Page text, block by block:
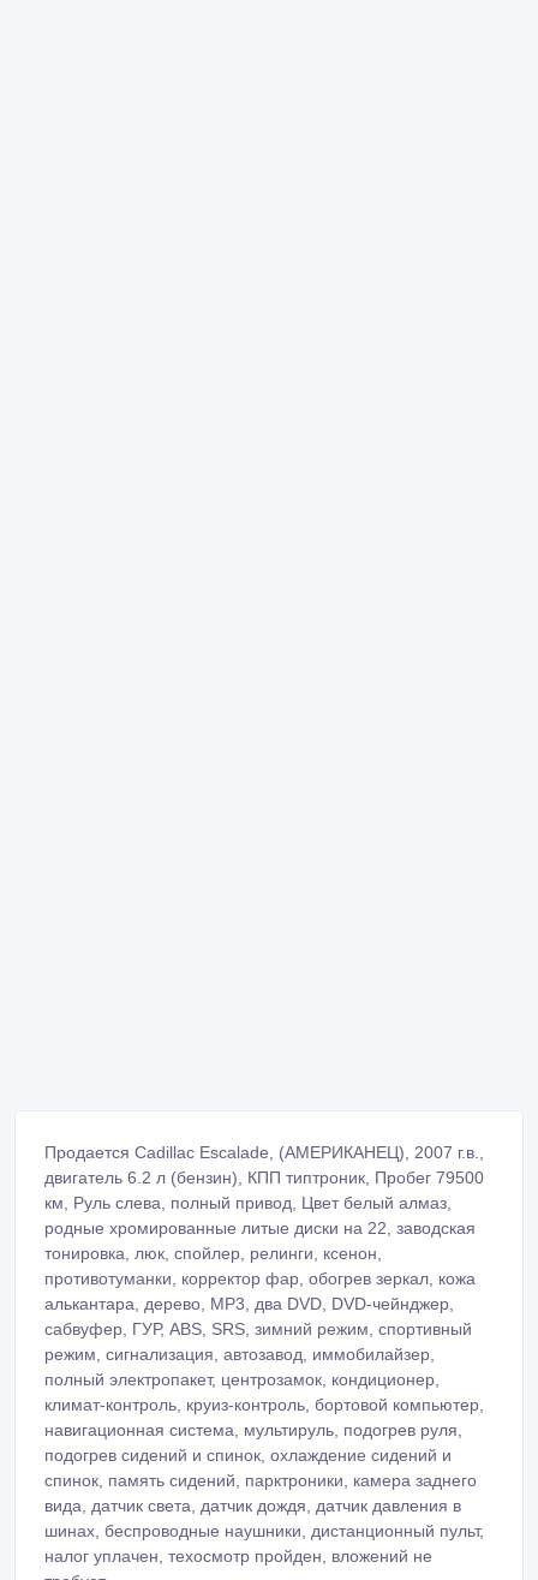
Продается Cadillac Escalade, (АМЕРИКАНЕЦ), 2007 г.в.,
двигатель 6.2 л (бензин), КПП типтроник, Пробег 79500
км, Руль слева, полный привод, Цвет белый алмаз,
родные хромированные литые диски на 22, заводская
тонировка, люк, спойлер, релинги, ксенон,
противотуманки, корректор фар, обогрев зеркал, кожа
алькантара, дерево, MP3, два DVD, DVD-чейнджер,
сабвуфер, ГУР, ABS, SRS, зимний режим, спортивный
режим, сигнализация, автозавод, иммобилайзер,
полный электропакет, центрозамок, кондиционер,
климат-контроль, круиз-контроль, бортовой компьютер,
навигационная система, мультируль, подогрев руля,
подогрев сидений и спинок, охлаждение сидений и
спинок, память сидений, парктроники, камера заднего
вида, датчик света, датчик дождя, датчик давления в
шинах, беспроводные наушники, дистанционный пульт,
налог уплачен, техосмотр пройден, вложений не